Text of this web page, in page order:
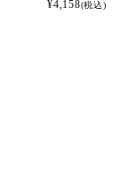
¥4,158(税込)